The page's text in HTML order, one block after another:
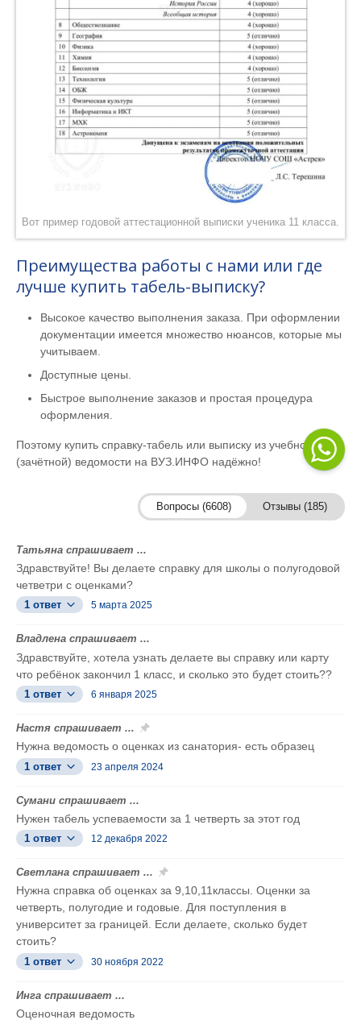
Вот пример годовой аттестационной выписки ученика 11 класса.
Преимущества работы с нами или где
лучше купить табель-выписку?
Высокое качество выполнения заказа. При оформлении
документации имеется множество нюансов, которые мы
учитываем.
Доступные цены.
Быстрое выполнение заказов и простая процедура
оформления.
Поэтому купить справку-табель или выписку из учебной
(зачётной) ведомости на ВУЗ.ИНФО надёжно!
Вопросы (6608) Отзывы (185)
Татьяна спрашивает ...
Здравствуйте! Вы делаете справку для школы о полугодовой
четветри с оценками?
1 ответ 5 марта 2025
Владлена спрашивает ...
Здравствуйте, хотела узнать делаете вы справку или карту
что ребёнок закончил 1 класс, и сколько это будет стоить??
1 ответ 6 января 2025
Настя спрашивает ...
Нужна ведомость о оценках из санатория- есть образец
1 ответ 23 апреля 2024
Сумани спрашивает ...
Нужен табель успеваемости за 1 четверть за этот год
1 ответ 12 декабря 2022
Светлана спрашивает ...
Нужна справка об оценках за 9,10,11классы. Оценки за
четверть, полугодие и годовые. Для поступления в
университет за границей. Если делаете, сколько будет
стоить?
1 ответ 30 ноября 2022
Инга спрашивает ...
Оценочная ведомость